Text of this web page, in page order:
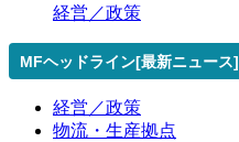
経営／政策
MFヘッドライン[最新ニュース]
経営／政策
物流・生産拠点